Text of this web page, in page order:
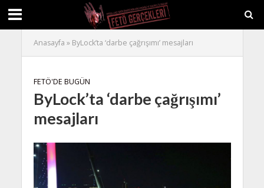
Anasayfa » ByLock’ta ‘darbe çağrışımı’ mesajları
FETÖ'DE BUGÜN
ByLock’ta ‘darbe çağrışımı’
mesajları